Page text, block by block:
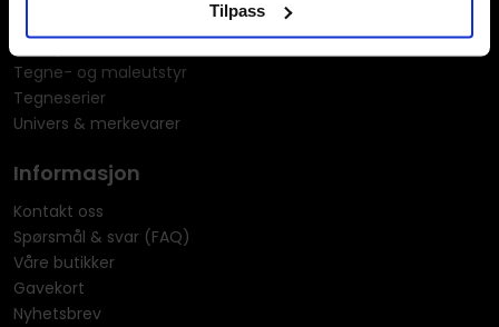
Tilpass
Tegne- og maleutstyr
Tegneserier
Univers & merkevarer
Informasjon
Kontakt oss
Spørsmål & svar (FAQ)
Våre butikker
Gavekort
Nyhetsbrev